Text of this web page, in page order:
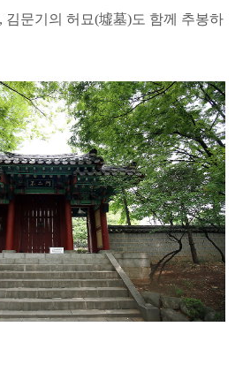
김문기의 허묘(墟墓)도 함께 추봉하